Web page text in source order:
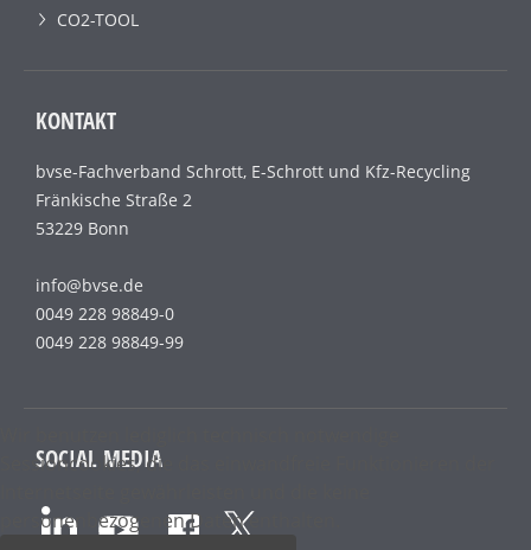
CO2-TOOL
KONTAKT
bvse-Fachverband Schrott, E-Schrott und Kfz-Recycling
Fränkische Straße 2
53229 Bonn
info@bvse.de
0049 228 98849-0
0049 228 98849-99
SOCIAL MEDIA
Sessioncookies, die das einwandfreie Funktionieren der
personenbezogenen Daten enthalten.